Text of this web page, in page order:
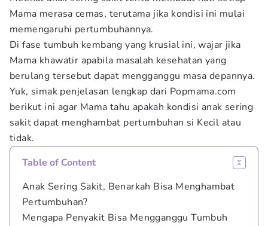
Mama merasa cemas, terutama jika kondisi ini mulai
memengaruhi pertumbuhannya.
Di fase tumbuh kembang yang krusial ini, wajar jika
Mama khawatir apabila masalah kesehatan yang
berulang tersebut dapat mengganggu masa depannya.
Yuk, simak penjelasan lengkap dari Popmama.com
berikut ini agar Mama tahu apakah kondisi anak sering
sakit dapat menghambat pertumbuhan si Kecil atau
tidak.
Table of Content
Anak Sering Sakit, Benarkah Bisa Menghambat
Pertumbuhan?
Mengapa Penyakit Bisa Mengganggu Tumbuh